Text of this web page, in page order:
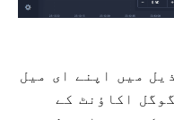
میں اپنے ای میل
اکاؤنٹ کے